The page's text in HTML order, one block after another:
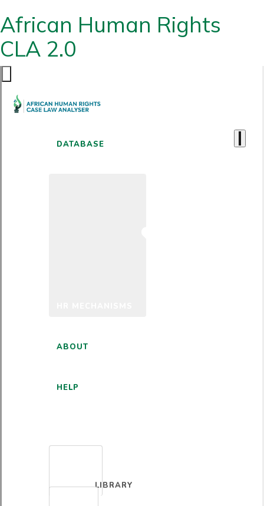
African Human Rights
CLA 2.0
DATABASE
ABOUT
HELP
LIBRARY